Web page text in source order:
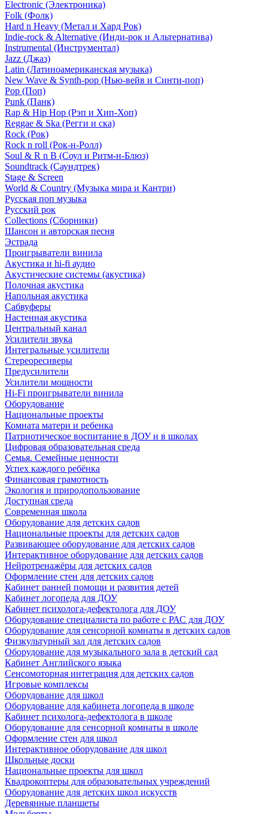
Electronic (Электроника)
Folk (Фолк)
Hard n Heavy (Метал и Хард Рок)
Indie-rock & Alternative (Инди-рок и Альтернатива)
Instrumental (Инструментал)
Jazz (Джаз)
Latin (Латиноамериканская музыка)
New Wave & Synth-pop (Нью-вейв и Синти-поп)
Pop (Поп)
Punk (Панк)
Rap & Hip Hop (Рэп и Хип-Хоп)
Reggae & Ska (Регги и ска)
Rock (Рок)
Rock n roll (Рок-н-Ролл)
Soul & R n B (Соул и Ритм-н-Блюз)
Soundtrack (Саундтрек)
Stage & Screen
World & Country (Музыка мира и Кантри)
Русская поп музыка
Русский рок
Сollections (Сборники)
Шансон и авторская песня
Эстрада
Проигрыватели винила
Акустика и hi-fi аудио
Акустические системы (акустика)
Полочная акустика
Напольная акустика
Сабвуферы
Настенная акустика
Центральный канал
Усилители звука
Интегральные усилители
Стереоресиверы
Предусилители
Усилители мощности
Hi-Fi проигрыватели винила
Оборудование
Национальные проекты
Комната матери и ребенка
Патриотическое воспитание в ДОУ и в школах
Цифровая образовательная среда
Семья. Семейные ценности
Успех каждого ребёнка
Финансовая грамотность
Экология и природопользование
Доступная среда
Современная школа
Оборудование для детских садов
Национальные проекты для детских садов
Развивающее оборудование для детских садов
Интерактивное оборудование для детских садов
Нейротренажёры для детских садов
Оформление стен для детских садов
Кабинет ранней помощи и развития детей
Кабинет логопеда для ДОУ
Кабинет психолога-дефектолога для ДОУ
Оборудование специалиста по работе с РАС для ДОУ
Оборудование для сенсорной комнаты в детских садов
Физкультурный зал для детских садов
Оборудование для музыкального зала в детский сад
Кабинет Английского языка
Сенсомоторная интеграция для детских садов
Игровые комплексы
Оборудование для школ
Оборудование для кабинета логопеда в школе
Кабинет психолога-дефектолога в школе
Оборудование для сенсорной комнаты в школе
Оформление стен для школ
Интерактивное оборудование для школ
Школьные доски
Национальные проекты для школ
Квадрокоптеры для образовательных учреждений
Оборудование для детских школ искусств
Деревянные планшеты